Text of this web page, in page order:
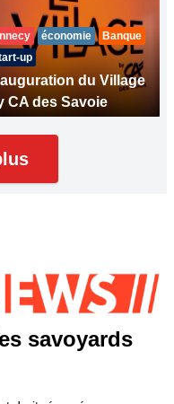
économie
Banque
up
du Village
CA des Savoie
savoyards